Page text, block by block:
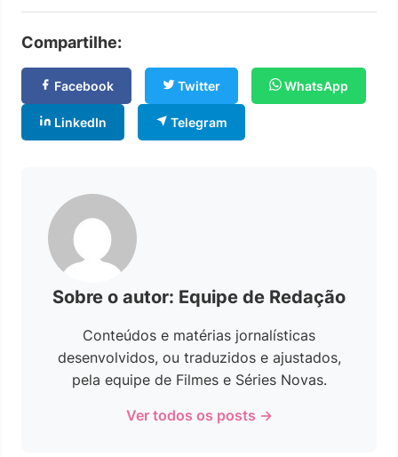
Compartilhe:
Facebook Twitter WhatsApp
LinkedIn Telegram
Sobre o autor: Equipe de Redação
Conteúdos e matérias jornalísticas
desenvolvidos, ou traduzidos e ajustados,
pela equipe de Filmes e Séries Novas.
Ver todos os posts →